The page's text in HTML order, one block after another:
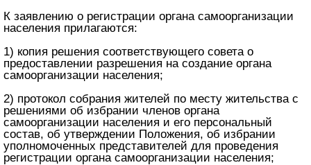
К заявлению о регистрации органа самоорганизации
населения прилагаются:
1) копия решения соответствующего совета о
предоставлении разрешения на создание органа
самоорганизации населения;
2) протокол собрания жителей по месту жительства с
решениями об избрании членов органа
самоорганизации населения и его персональный
состав, об утверждении Положения, об избрании
уполномоченных представителей для проведения
регистрации органа самоорганизации населения;